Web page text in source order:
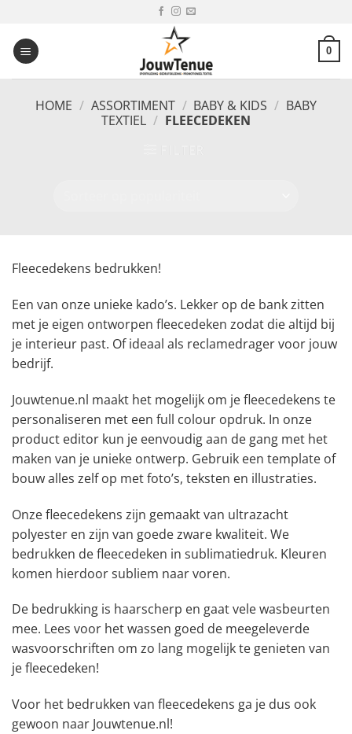
inhoud
0
HOME / ASSORTIMENT / BABY & KIDS / BABY
TEXTIEL / FLEECEDEKEN
Fleecedekens bedrukken!
Een van onze unieke kado’s. Lekker op de bank zitten
met je eigen ontworpen fleecedeken zodat die altijd bij
je interieur past. Of ideaal als reclamedrager voor jouw
bedrijf.
Jouwtenue.nl maakt het mogelijk om je fleecedekens te
personaliseren met een full colour opdruk. In onze
product editor kun je eenvoudig aan de gang met het
maken van je unieke ontwerp. Gebruik een template of
bouw alles zelf op met foto’s, teksten en illustraties.
Onze fleecedekens zijn gemaakt van ultrazacht
polyester en zijn van goede zware kwaliteit. We
bedrukken de fleecedeken in sublimatiedruk. Kleuren
komen hierdoor subliem naar voren.
De bedrukking is haarscherp en gaat vele wasbeurten
mee. Lees voor het wassen goed de meegeleverde
wasvoorschriften om zo lang mogelijk te genieten van
je fleecedeken!
Voor het bedrukken van fleecedekens ga je dus ook
gewoon naar Jouwtenue.nl!